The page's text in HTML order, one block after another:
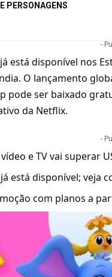
PERSONAGENS
-
está disponível nos
O lançamento
pode ser baixado
da Netflix.
-
e TV vai superar
já está disponível; veja
com planos a